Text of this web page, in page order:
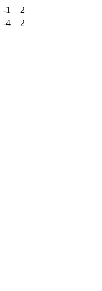
-1
2
-4
2